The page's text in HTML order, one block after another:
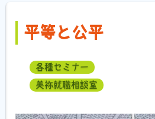
相談室とは？
利用者の声
平等と公平
各種セミナー
美祢就職相談室